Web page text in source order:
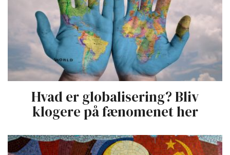
Hvad er globalisering? Bliv
klogere på fænomenet her